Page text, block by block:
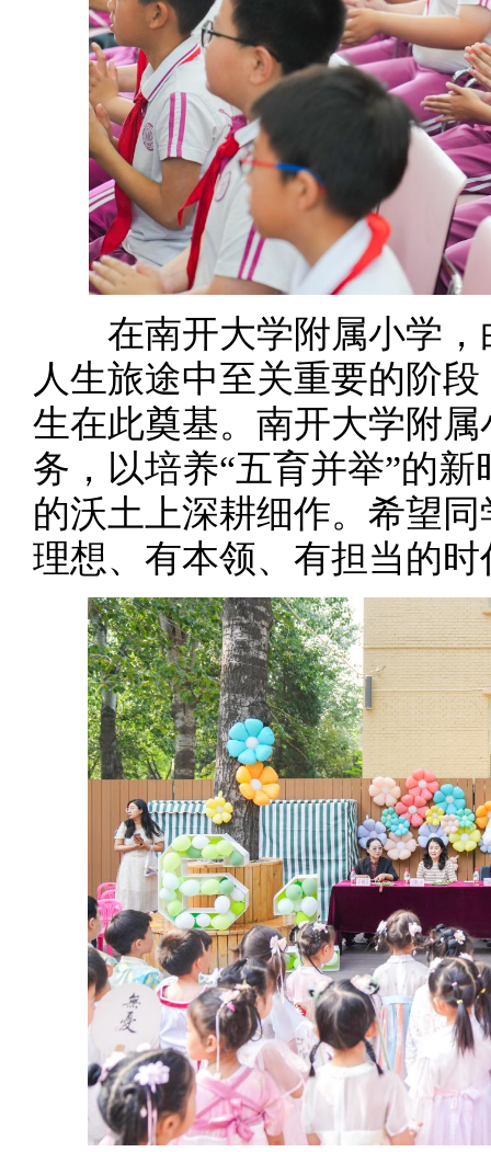
在南开大学附属小学
人生旅途中至关重要的阶
生在此奠基。南开大学附
务，以培养“五育并举”的新
的沃土上深耕细作。希望
理想、有本领、有担当的时